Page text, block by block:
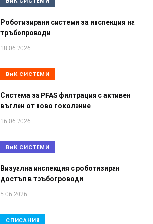
Роботизирани системи за инспекция на
тръбопроводи
18.06.2026
ВиК СИСТЕМИ
Система за PFAS филтрация с активен
въглен от ново поколение
16.06.2026
ВиК СИСТЕМИ
Визуална инспекция с роботизиран
достъп в тръбопроводи
5.06.2026
СПИСАНИЯ